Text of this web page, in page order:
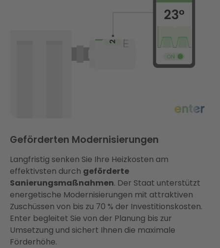
Geförderten Modernisierungen
Langfristig senken Sie Ihre Heizkosten am
effektivsten durch geförderte
Sanierungsmaßnahmen. Der Staat unterstützt
energetische Modernisierungen mit attraktiven
Zuschüssen von bis zu 70 % der Investitionskosten.
Enter begleitet Sie von der Planung bis zur
Umsetzung und sichert Ihnen die maximale
Förderhöhe.